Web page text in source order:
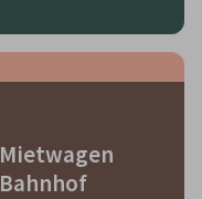
Mietwagen
Bahnhof